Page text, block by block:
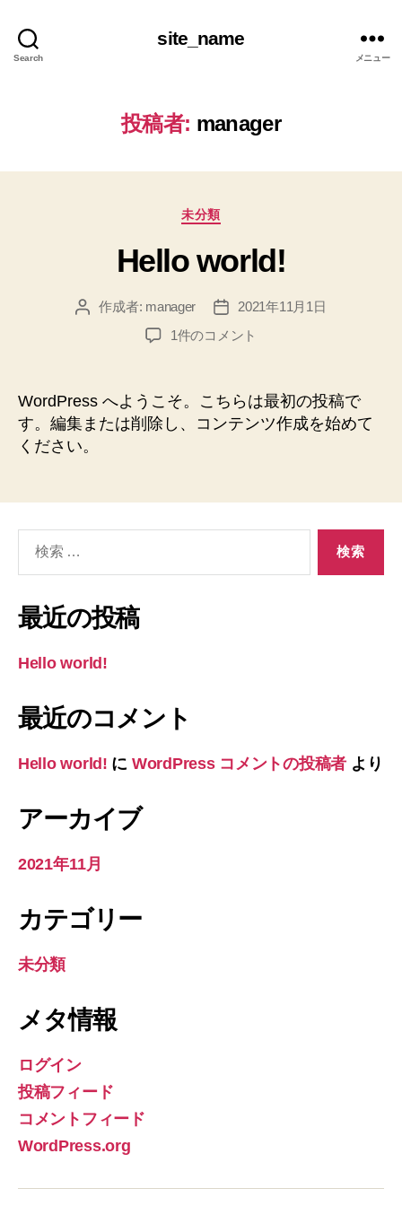
Search
site_name
メニュー
投稿者: manager
カ
ゴ
リ
未分類
Hello world!
投
作成者: manager
投
稿
2021年11月1日
Hello
の
1件のコメント
WordPress へようこそ。こちらは最初の投稿で
す。編集または削除し、コンテンツ作成を始めて
ください。
象:
最近の投稿
Hello world!
最近のコメント
Hello world! に WordPress コメントの投稿者 より
アーカイブ
2021年11月
カテゴリー
未分類
メタ情報
ログイン
投稿フィード
コメントフィード
WordPress.org